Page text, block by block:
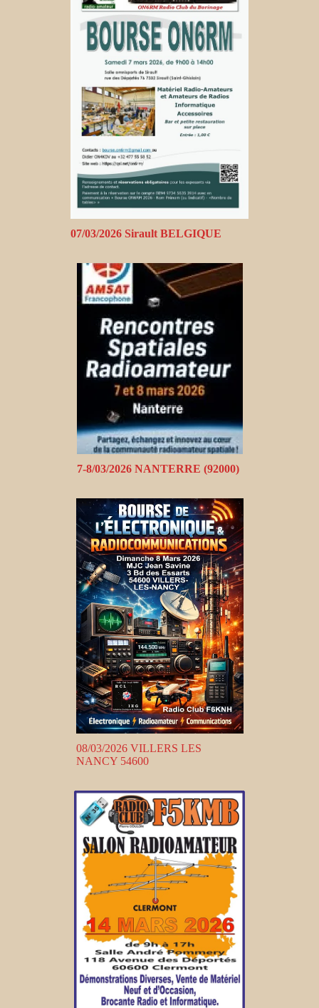
07/03/2026 Sirault BELGIQUE
7-8/03/2026 NANTERRE (92000)
08/03/2026 VILLERS LES
NANCY 54600